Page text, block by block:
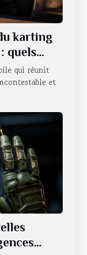
karting
quels
enqui réunit
et